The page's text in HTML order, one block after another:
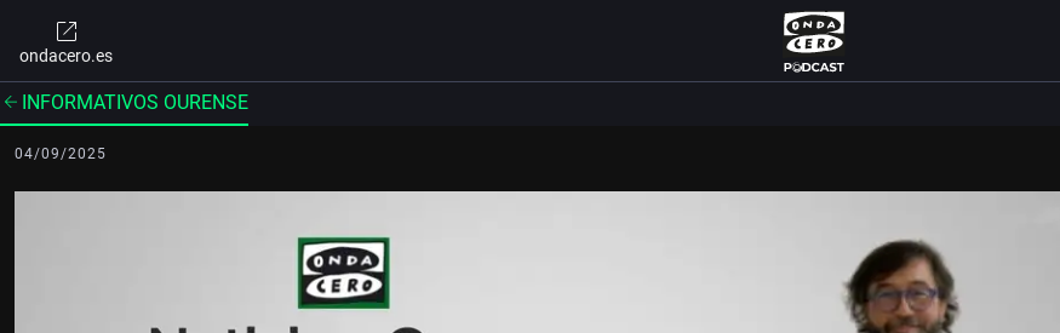
ondacero.es
INFORMATIVOS OURENSE
04/09/2025